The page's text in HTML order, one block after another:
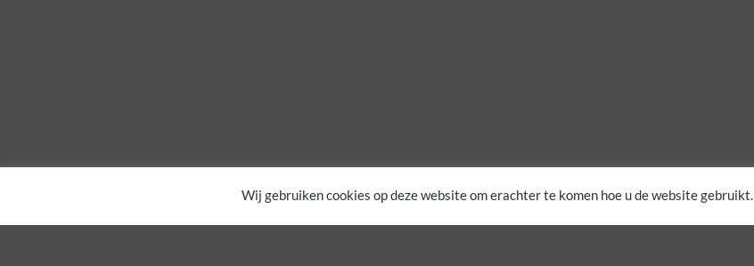
Wij gebruiken cookies op deze website om erachter te komen hoe u de website gebruikt.